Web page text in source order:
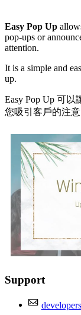
Easy Pop Up
pop-ups or
attention.
It is a simple and
up.
Easy Pop Up 可
您吸引客戶的注意
Support